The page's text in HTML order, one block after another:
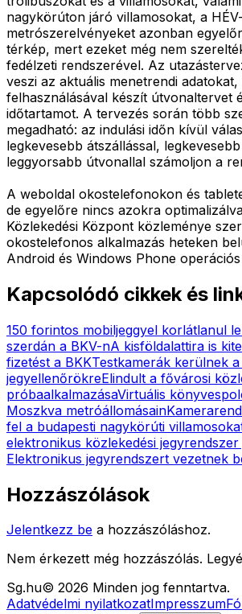
nagykörúton járó villamosokat, a
metrószerelvényeket azonban
térkép, mert ezeket még nem
fedélzeti rendszerével. Az
veszi az aktuális menetrendi adatokat,
felhasználásával készít útvonaltervet
időtartamot. A tervezés során több
megadható: az indulási időn kívül
legkevesebb átszállással,
leggyorsabb útvonallal számoljon a
A weboldal okostelefonokon és
de egyelőre nincs azokra
Közlekedési Központ közleménye
okostelefonos alkalmazás heteken
Android és Windows Phone
Kapcsolódó cikkek és
150 forintos mobiljeggyel korlátlanul
szerdán a BKV-nA kisföldalattira is
fizetést a BKKTestkamerák kerülnek
jegyellenőrökreElindult a fővárosi
próbaalkalmazásaVirtuális
Moszkva metróállomásain
fel a budapesti nagykörúti
elektronikus közlekedési
Elektronikus jegyrendszert vezetnek
Hozzászólások
Jelentkezz be a hozzászóláshoz.
Nem érkezett még hozzászólás.
Sg.hu© 2026 Minden jog fenntartva.
Adatvédelmi nyilatkozatImpresszum